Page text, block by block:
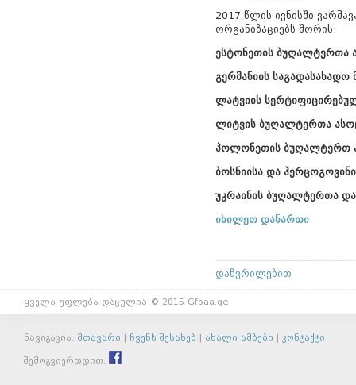
2017 წლის ივნისში
ორგანიზაციებს შორის:
ესტონეთის ბუღალტერთა
გერმანიის
ლატვიის
ლიტვის ბუღალტერთა
პოლონეთის ბუღალტერთ
ბოსნიისა და
უკრაინის ბუღალტერთა
იხილეთ დანართი
დაწვრილებით
ყველა უფლება დაცულია © 2015 Gfpaa.ge
ნავიგაცია: მთავარი | ჩვენს შესახებ | ახალი ამბები | კონტაქტი
შემოგვიერთდით: